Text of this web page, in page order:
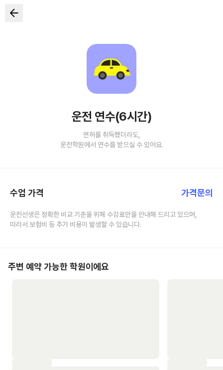
운전 연수(6시간)
면허를 취득했더라도,
운전학원에서 연수를 받으실 수 있어요.
수업 가격 가격문의
운전선생은 정확한 비교 기준을 위해 수강료만을 안내해 드리고 있으며,
따라서 보험비 등 추가 비용이 발생할 수 있습니다.
주변 예약 가능한 학원이에요